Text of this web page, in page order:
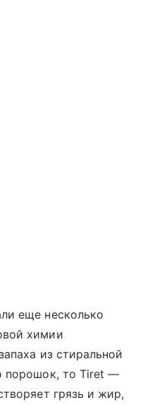
еще несколько
химии
из стиральной
порошок, то Tiret —
грязь и жир,